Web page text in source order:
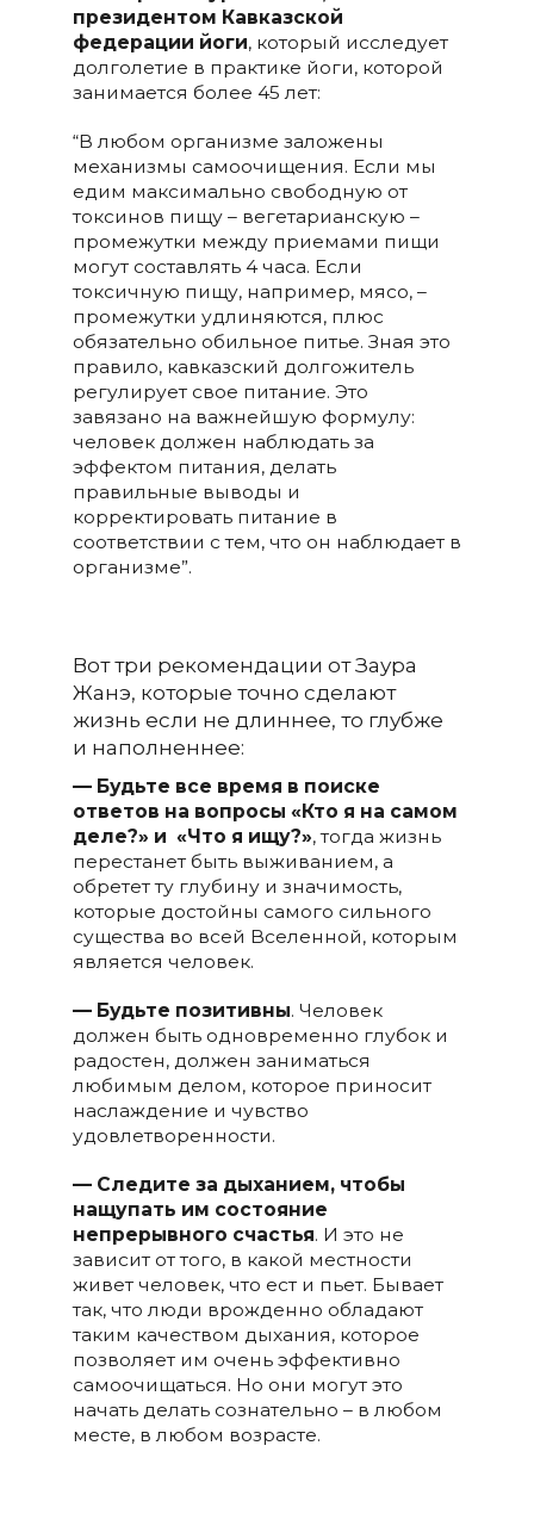
президентом Кавказской
федерации йоги, который исследует
долголетие в практике йоги, которой
занимается более 45 лет:
“В любом организме заложены
механизмы самоочищения. Если мы
едим максимально свободную от
токсинов пищу – вегетарианскую –
промежутки между приемами пищи
могут составлять 4 часа. Если
токсичную пищу, например, мясо, –
промежутки удлиняются, плюс
обязательно обильное питье. Зная это
правило, кавказский долгожитель
регулирует свое питание. Это
завязано на важнейшую формулу:
человек должен наблюдать за
эффектом питания, делать
правильные выводы и
корректировать питание в
соответствии с тем, что он наблюдает в
организме”.
Вот три рекомендации от Заура
Жанэ, которые точно сделают
жизнь если не длиннее, то глубже
и наполненнее:
— Будьте все время в поиске
ответов на вопросы «Кто я на самом
деле?» и «Что я ищу?», тогда жизнь
перестанет быть выживанием, а
обретет ту глубину и значимость,
которые достойны самого сильного
существа во всей Вселенной, которым
является человек.
— Будьте позитивны. Человек
должен быть одновременно глубок и
радостен, должен заниматься
любимым делом, которое приносит
наслаждение и чувство
удовлетворенности.
— Следите за дыханием, чтобы
нащупать им состояние
непрерывного счастья. И это не
зависит от того, в какой местности
живет человек, что ест и пьет. Бывает
так, что люди врожденно обладают
таким качеством дыхания, которое
позволяет им очень эффективно
самоочищаться. Но они могут это
начать делать сознательно – в любом
месте, в любом возрасте.